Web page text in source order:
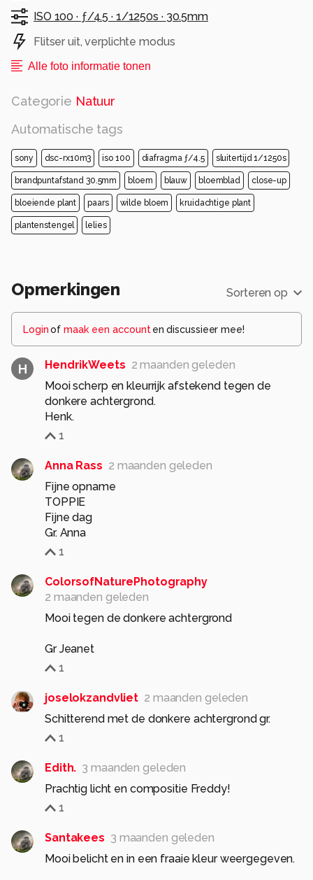
ISO 100 · ƒ/4.5 · 1/1250s · 30.5mm
Flitser uit, verplichte modus
Alle foto informatie tonen
Categorie Natuur
Automatische tags
sony dsc-rx10m3 iso 100 diafragma ƒ/4.5 sluitertijd 1/1250s
brandpuntafstand 30.5mm bloem blauw bloemblad close-up
bloeiende plant paars wilde bloem kruidachtige plant
plantenstengel lelies
Opmerkingen Sorteren op
Loginof maak een account en discussieer mee!
H HendrikWeets 2 maanden geleden
Mooi scherp en kleurrijk afstekend tegen de
donkere achtergrond.
Henk.
1
Anna Rass 2 maanden geleden
Fijne opname
TOPPIE
Fijne dag
Gr. Anna
1
ColorsofNaturePhotography
2 maanden geleden
Mooi tegen de donkere achtergrond
Gr Jeanet
1
joselokzandvliet 2 maanden geleden
Schitterend met de donkere achtergrond gr.
1
Edith. 3 maanden geleden
Prachtig licht en compositie Freddy!
1
Santakees 3 maanden geleden
Mooi belicht en in een fraaie kleur weergegeven.